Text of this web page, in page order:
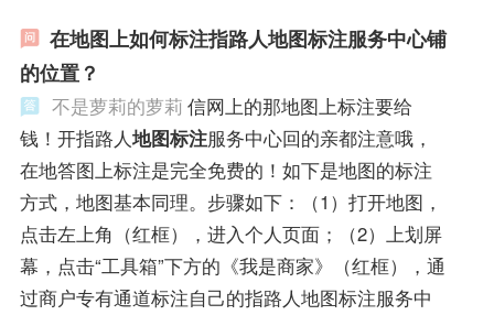
在地图上如何标注指路人地图标注服务中心铺
的位置？
不是萝莉的萝莉 信网上的那地图上标注要给
钱！开指路人地图标注服务中心回的亲都注意哦，
在地答图上标注是完全免费的！如下是地图的标注
方式，地图基本同理。步骤如下：（1）打开地图，
点击左上角（红框），进入个人页面；（2）上划屏
幕，点击“工具箱”下方的《我是商家》（红框），通
过商户专有通道标注自己的指路人地图标注服务中